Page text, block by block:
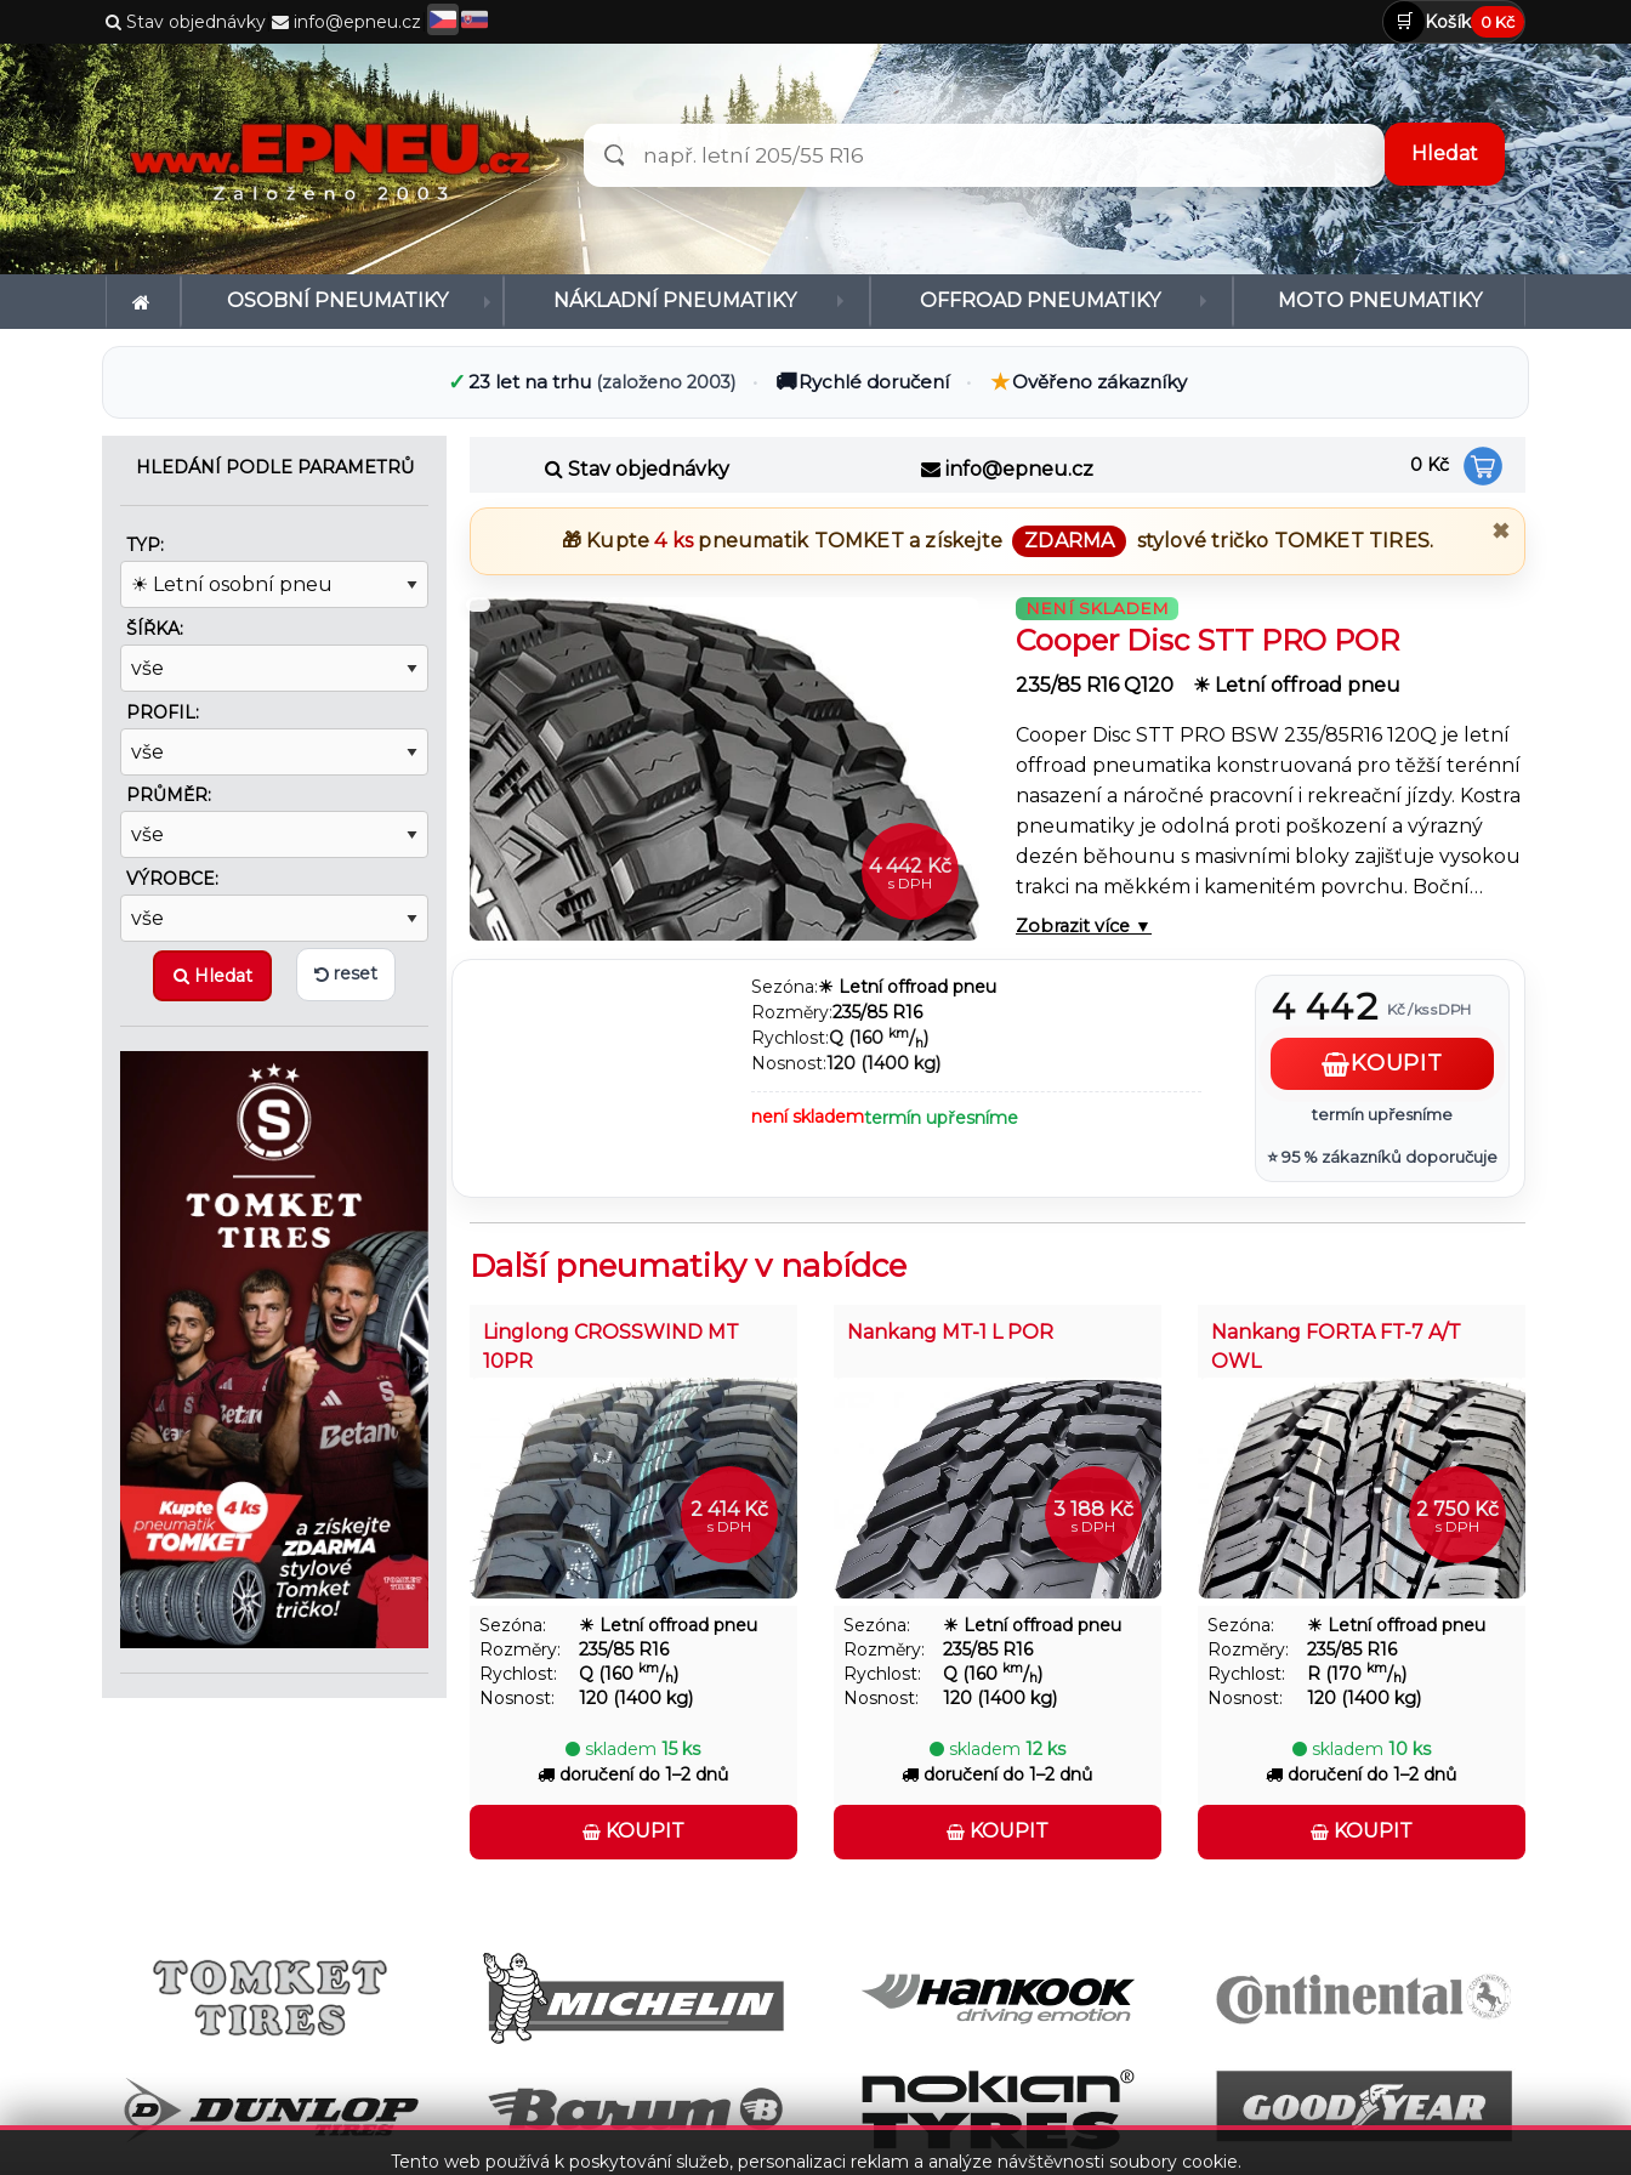
Tento web používá k poskytování služeb, personalizaci reklam a analýze návštěvnosti soubory cookie.
Stav objednávky info@epneu.cz 🛒 Košík 0 Kč
OSOBNÍ PNEUMATIKY NÁKLADNÍ PNEUMATIKY OFFROAD PNEUMATIKY MOTO PNEUMATIKY
✓ 23 let na trhu (založeno 2003) • 🚚Rychlé doručení • ★Ověřeno zákazníky
0 Kč
Stav objednávky info@epneu.cz
✖
🎁 Kupte4 kspneumatik TOMKETa získejte ZDARMA stylové tričko TOMKET TIRES.
4 442 Kč
s DPH
NENÍ SKLADEM
Cooper Disc STT PRO POR
235/85 R16 Q120 ☀ Letní offroad pneu
Cooper Disc STT PRO BSW 235/85R16 120Q je letní
offroad pneumatika konstruovaná pro těžší terénní
nasazení a náročné pracovní i rekreační jízdy. Kostra
pneumatiky je odolná proti poškození a výrazný
dezén běhounu s masivními bloky zajišťuje vysokou
trakci na měkkém i kamenitém povrchu. Boční
bloky poskytují přidanou ochranu a lepší stabilitu
pomáhají udržet průchozí schopnost v
bahnitých úsecích a zlepšují brzdné vlastnosti v
Běhounová směs je navržena tak, aby snesla vysoké
opotřebení při náročném používání, čímž se zvyšuje
kilometrový výkon v offroad podmínkách.
Pneumatika nabízí spolehlivý přenos tažné síly,
dobré trakční schopnosti a přijatelný jízdní komfort i
Zobrazit více ▼
Sezóna:☀ Letní offroad pneu
Rozměry:235/85 R16
Rychlost:Q (160 km/h)
Nosnost:120 (1400 kg)
není sklademtermín upřesníme
4 442 Kč / ks s DPH
KOUPIT
termín upřesníme
⭐ 95 % zákazníků doporučuje
Další pneumatiky v nabídce
Linglong CROSSWIND MT
10PR
2 414 Kč
s DPH
Sezóna:
☀ Letní offroad pneu
Rozměry:
235/85 R16
Rychlost:
Q (160 km/h)
Nosnost:
120 (1400 kg)
skladem15 ks
doručení do 1–2 dnů
KOUPIT
Nankang MT-1 L POR
3 188 Kč
s DPH
Sezóna:
☀ Letní offroad pneu
Rozměry:
235/85 R16
Rychlost:
Q (160 km/h)
Nosnost:
120 (1400 kg)
skladem 12 ks
doručení do 1–2 dnů
KOUPIT
Nankang FORTA FT-7 A/T
OWL
2 750 Kč
s DPH
Sezóna:
☀ Letní offroad pneu
Rozměry:
235/85 R16
Rychlost:
R (170 km/h)
Nosnost:
120 (1400 kg)
skladem 10 ks
doručení do 1–2 dnů
KOUPIT
HLEDÁNÍ PODLE PARAMETRŮ
TYP:
ŠÍŘKA:
PROFIL:
PRŮMĚR:
VÝROBCE:
Hledat reset